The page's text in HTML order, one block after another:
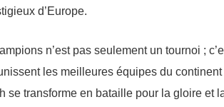
d’Europe.
n’est pas seulement un tournoi ;
les meilleures équipes du continent
se transforme en bataille pour la gloire et